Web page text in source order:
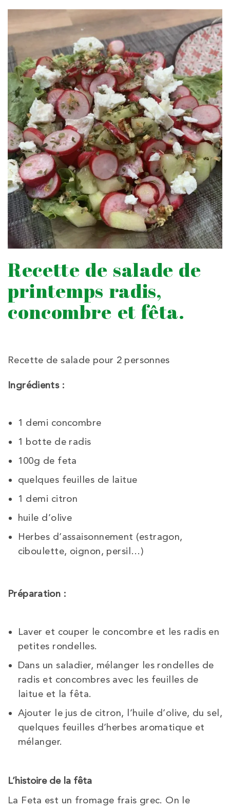
Recette de salade de
printemps radis,
concombre et fêta.
Recette de salade pour 2 personnes
Ingrédients :
1 demi concombre
1 botte de radis
100g de feta
quelques feuilles de laitue
1 demi citron
huile d’olive
Herbes d’assaisonnement (estragon,
ciboulette, oignon, persil…)
Préparation :
Laver et couper le concombre et les radis en
petites rondelles.
Dans un saladier, mélanger les rondelles de
radis et concombres avec les feuilles de
laitue et la fêta.
Ajouter le jus de citron, l’huile d’olive, du sel,
quelques feuilles d’herbes aromatique et
mélanger.
L’histoire de la fêta
La Feta est un fromage frais grec. On le